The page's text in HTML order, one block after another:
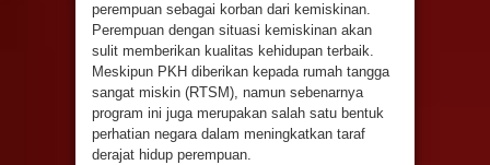
perempuan sebagai korban dari kemiskinan.
Perempuan dengan situasi kemiskinan akan
sulit memberikan kualitas kehidupan terbaik.
Meskipun PKH diberikan kepada rumah tangga
sangat miskin (RTSM), namun sebenarnya
program ini juga merupakan salah satu bentuk
perhatian negara dalam meningkatkan taraf
derajat hidup perempuan.